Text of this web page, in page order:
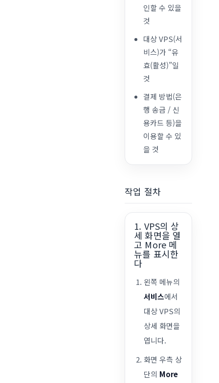
인할 수 있을
것
대상 VPS(서
비스)가 “유
효(활성)”일
것
결제 방법(은
행 송금 / 신
용카드 등)을
이용할 수 있
을 것
작업 절차
1. VPS의 상
세 화면을 열
고 More 메
뉴를 표시한
다
왼쪽 메뉴의
서비스에서
대상 VPS의
상세 화면을
엽니다.
화면 우측 상
단의 More